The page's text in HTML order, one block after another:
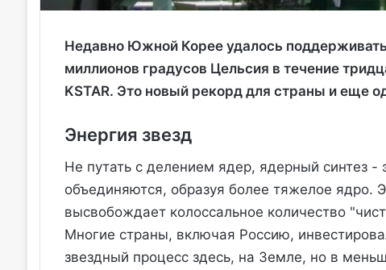
Недавно Южной Корее удалось
миллионов градусов Цельсия в течение
KSTAR. Это новый рекорд для страны и еще
Энергия звезд
Не путать с делением ядер, ядерный синтез
объединяются, образуя более тяжелое ядро.
высвобождает колоссальное количество
Многие страны, включая Россию,
звездный процесс здесь, на Земле, но в